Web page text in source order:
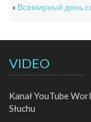
« Всемирный день
VIDEO
Kanał YouTube
Słuchu